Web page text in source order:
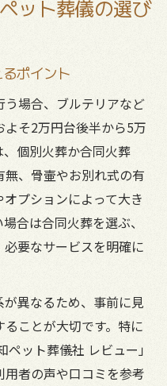
ット葬儀の選び
ポイント
場合、ブルテリアなど
そ2万円台後半から5万
個別火葬か合同火葬
、骨壷やお別れ式の有
プションによって大き
合は合同火葬を選ぶ、
要なサービスを明確に
異なるため、事前に見
ことが大切です。特に
ペット葬儀社 レビュー」
者の声や口コミを参考